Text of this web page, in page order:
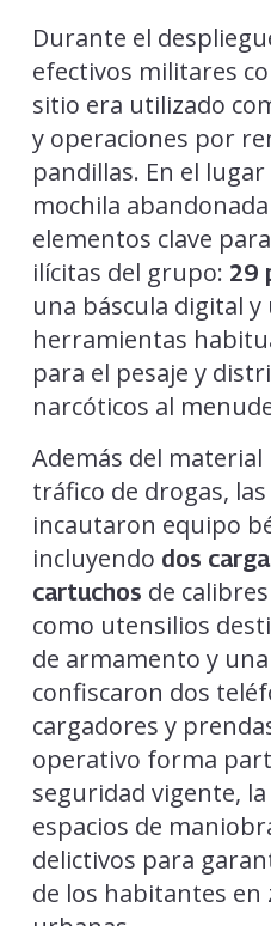
Durante el
efectivos militares
sitio era utilizado
y operaciones por
pandillas. En el
mochila
elementos clave
ilícitas del grupo: 29
una báscula digital y
herramientas
para el pesaje y
narcóticos al
Además del material
tráfico de drogas,
incautaron equipo
incluyendo dos
cartuchos de
como utensilios
de armamento y
confiscaron dos
cargadores y
operativo forma
seguridad vigente,
espacios de
delictivos para
de los habitantes en